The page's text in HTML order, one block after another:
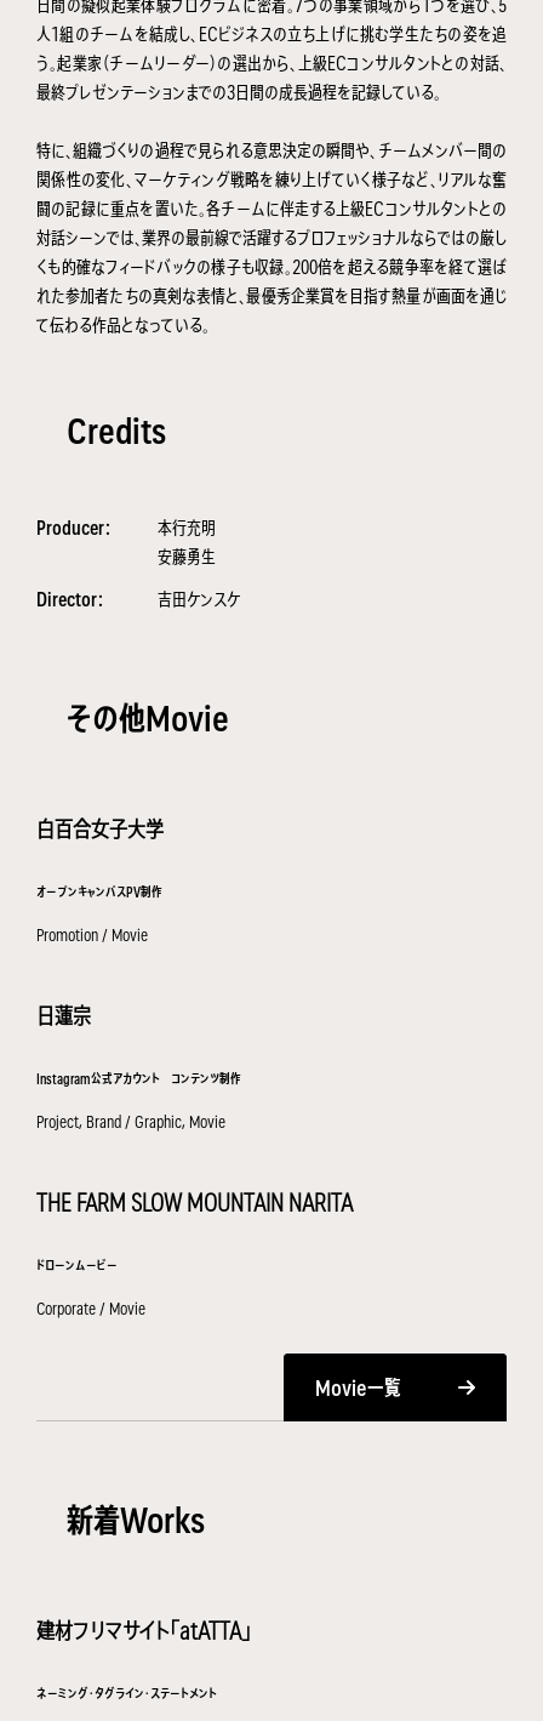
日間の擬似起業体験プログラムに密着。7つの事業領域から1つを選び、5
人1組のチームを結成し、ECビジネスの立ち上げに挑む学生たちの姿を追
う。起業家（チームリーダー）の選出から、上級ECコンサルタントとの対話、
最終プレゼンテーションまでの3日間の成長過程を記録している。
特に、組織づくりの過程で見られる意思決定の瞬間や、チームメンバー間の
関係性の変化、マーケティング戦略を練り上げていく様子など、リアルな奮
闘の記録に重点を置いた。各チームに伴走する上級ECコンサルタントとの
対話シーンでは、業界の最前線で活躍するプロフェッショナルならではの厳し
くも的確なフィードバックの様子も収録。200倍を超える競争率を経て選ば
れた参加者たちの真剣な表情と、最優秀企業賞を目指す熱量が画面を通じ
て伝わる作品となっている。
Credits
Producer：
本行充明
安藤勇生
Director： 吉田ケンスケ
その他Movie
白百合女子大学
オープンキャンパスPV制作
Promotion / Movie
日蓮宗
Instagram公式アカウント コンテンツ制作
Project, Brand / Graphic, Movie
THE FARM SLOW MOUNTAIN NARITA
ドローンムービー
Corporate / Movie
Movie一覧
新着Works
建材フリマサイト「atATTA」
ネーミング・タグライン・ステートメント